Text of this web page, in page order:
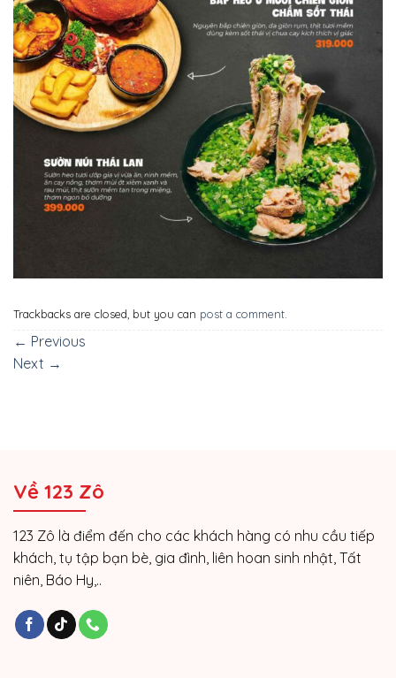
Trackbacks are closed, but you can post a comment
← Previous
Next →
Về 123 Zô
123 Zô là điểm đến cho các khách hàng có nhu cầu tiếp
khách, tụ tập bạn bè, gia đình, liên hoan sinh nhật, Tất
niên, Báo Hy,..